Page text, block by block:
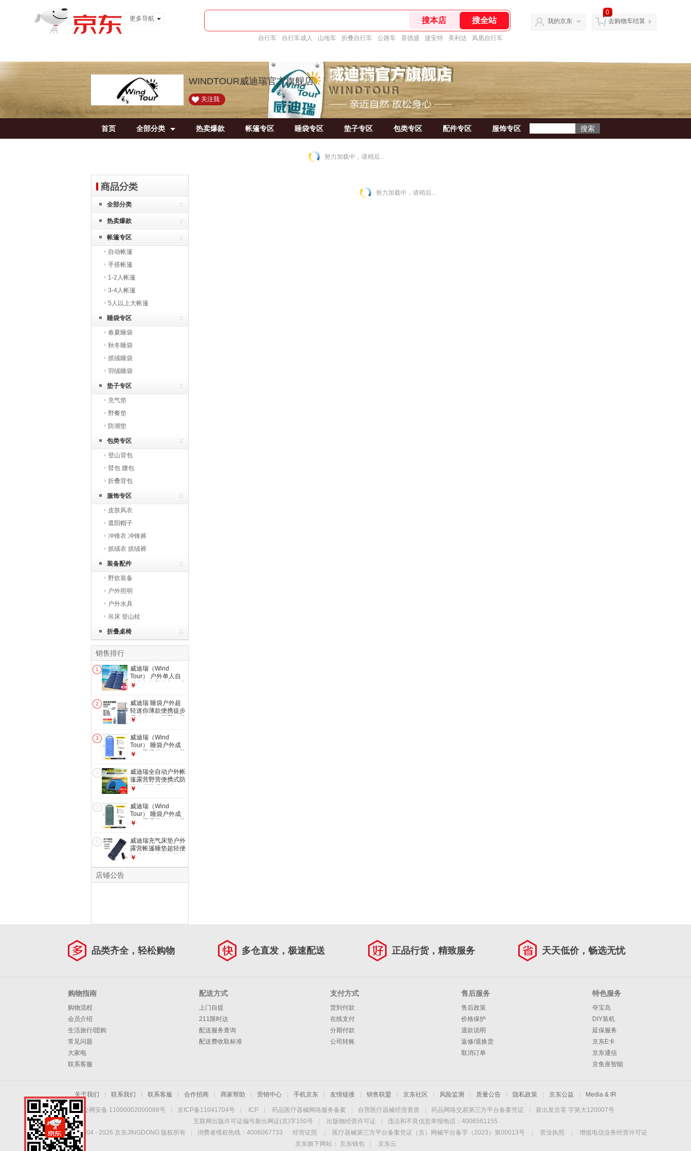
更多导航
自行车 自行车成人 山地车 折叠自行车 公路车 喜德盛 捷安特 美利达 凤凰自行车
我的京东
0
去购物车结算
WINDTOUR威迪瑞官方旗舰店
关注我
首页 全部分类 热卖爆款 帐篷专区 睡袋专区 垫子专区 包类专区 配件专区 服饰专区
努力加载中，请稍后...
全部分类
热卖爆款
帐篷专区
自动帐篷
手搭帐篷
1-2人帐篷
3-4人帐篷
5人以上大帐篷
睡袋专区
春夏睡袋
秋冬睡袋
抓绒睡袋
羽绒睡袋
垫子专区
充气垫
野餐垫
防潮垫
包类专区
登山背包
臂包 腰包
折叠背包
服饰专区
皮肤风衣
遮阳帽子
冲锋衣 冲锋裤
抓绒衣 抓绒裤
装备配件
野炊装备
户外照明
户外水具
吊床 登山杖
折叠桌椅
销售排行
1
威迪瑞（Wind
Tour） 户外单人自
动充气垫野餐垫便携
防潮垫气垫床 全色
系9点-颜色随机（厚
2.5cm）
￥
2
威迪瑞 睡袋户外超
轻迷你薄款便携徒步
露营小体积夏季轻量
680g】暗影蓝-标准
款
￥
3
威迪瑞（Wind
Tour） 睡袋户外成
人四季通用款大人男
休办公室被子 纯色
蓝-1.0kg【轻薄款】
送收纳包
￥
4
威迪瑞全自动户外帐
篷露营野营便携式防
雨加厚防晒沙滩3-4
（单开门）
￥
5
威迪瑞（Wind
Tour） 睡袋户外成
人四季通用款大人男
休办公室被子 纯色
绿-1.0kg【轻薄款】
送收纳包
￥
6
威迪瑞充气床垫户外
露营帐篷睡垫超轻便
捷式气垫床单人防潮
￥
店铺公告
努力加载中，请稍后...
品类齐全，轻松购物 多仓直发，极速配送 正品行货，精致服务 天天低价，畅选无忧
购物指南
购物流程
会员介绍
生活旅行/团购
常见问题
大家电
联系客服
配送方式
上门自提
211限时达
配送服务查询
配送费收取标准
支付方式
货到付款
在线支付
分期付款
公司转账
售后服务
售后政策
价格保护
退款说明
返修/退换货
取消订单
特色服务
夺宝岛
DIY装机
延保服务
京东E卡
京东通信
京鱼座智能
关于我们 联系我们 联系客服 合作招商 商家帮助 营销中心 手机京东 友情链接 销售联盟 京东社区 风险监测 质量公告 隐私政策 京东公益 Media & IR
京公网安备 11000002000088号 京ICP备11041704号 ICP 药品医疗器械网络服务备案 自营医疗器械经营资质 药品网络交易第三方平台备案凭证
新出发京零 字第大120007号
互联网出版许可证编号新出网证(京)字150号
出版物经营许可证
违法和不良信息举报电话：4006561155
Copyright © 2004 - 2026 京东JINGDONG 版权所有 消费者维权热线：4006067733 经营证照 医疗器械第三方平台备案凭证（京）网械平台备字（2023）第00013号 营业执照
增值电信业务经营许可证
京东旗下网站：
京东钱包
京东云